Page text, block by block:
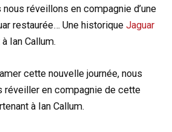
nous réveillons en compagnie d’une
restaurée… Une historiqueJaguar
Ian Callum.
cette nouvelle journée, nous
réveiller en compagnie de cette
à Ian Callum.